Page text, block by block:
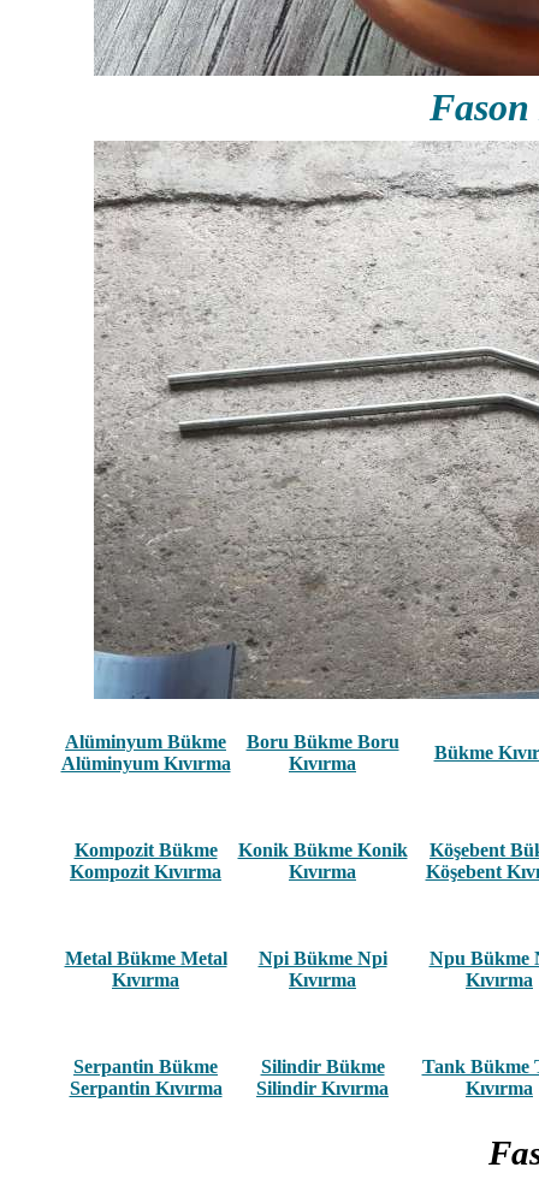
Alüminyum Bükme
Alüminyum Kıvırma
Boru Bükme Boru
Kıvırma
Bükme
Kompozit Bükme
Kompozit Kıvırma
Konik Bükme Konik
Kıvırma
Köşebent
Köşebent
Metal Bükme Metal
Kıvırma
Npi Bükme Npi
Kıvırma
Npu Bükme
Kıvırma
Serpantin Bükme
Serpantin Kıvırma
Silindir Bükme
Silindir Kıvırma
Tank Bükme
Kıvırma